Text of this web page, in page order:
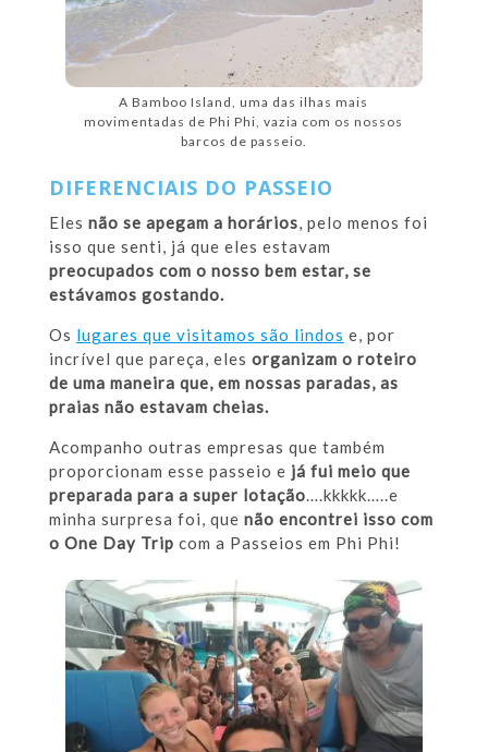
A Bamboo Island, uma das ilhas mais
movimentadas de Phi Phi, vazia com os nossos
barcos de passeio.
DIFERENCIAIS DO PASSEIO
Eles não se apegam a horários, pelo menos foi
isso que senti, já que eles estavam
preocupados com o nosso bem estar, se
estávamos gostando.
Os lugares que visitamos são lindos e, por
incrível que pareça, eles organizam o roteiro
de uma maneira que, em nossas paradas, as
praias não estavam cheias.
Acompanho outras empresas que também
proporcionam esse passeio e já fui meio que
preparada para a super lotação….kkkkk…..e
minha surpresa foi, que não encontrei isso com
o One Day Trip com a Passeios em Phi Phi!